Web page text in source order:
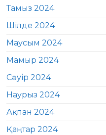
Тамыз 2024
Шілде 2024
Маусым 2024
Мамыр 2024
Сәуір 2024
Наурыз 2024
Ақпан 2024
Қаңтар 2024